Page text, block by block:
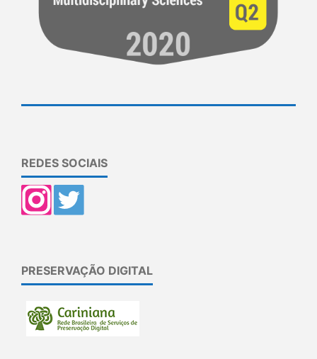
REDES SOCIAIS
PRESERVAÇÃO DIGITAL